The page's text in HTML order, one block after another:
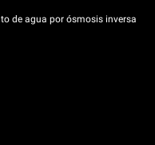
de agua por ósmosis inversa